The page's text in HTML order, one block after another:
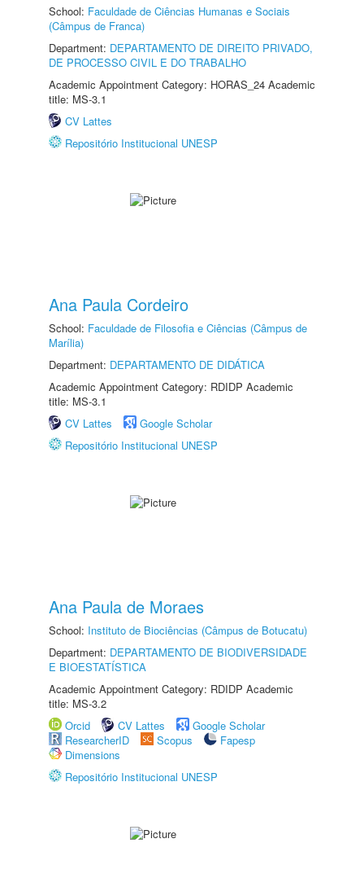
School: Faculdade de Ciências Humanas e Sociais
(Câmpus de Franca)
Department: DEPARTAMENTO DE DIREITO PRIVADO,
DE PROCESSO CIVIL E DO TRABALHO
Academic Appointment Category: HORAS_24 Academic
title: MS-3.1
CV Lattes
Repositório Institucional UNESP
Ana Paula Cordeiro
School: Faculdade de Filosofia e Ciências (Câmpus de
Marília)
Department: DEPARTAMENTO DE DIDÁTICA
Academic Appointment Category: RDIDP Academic
title: MS-3.1
CV Lattes
Google Scholar
Repositório Institucional UNESP
Ana Paula de Moraes
School: Instituto de Biociências (Câmpus de Botucatu)
Department: DEPARTAMENTO DE BIODIVERSIDADE
E BIOESTATÍSTICA
Academic Appointment Category: RDIDP Academic
title: MS-3.2
Orcid
CV Lattes
Google Scholar
ResearcherID
Scopus
Fapesp
Dimensions
Repositório Institucional UNESP